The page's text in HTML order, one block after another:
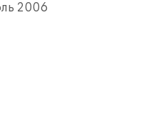
2006